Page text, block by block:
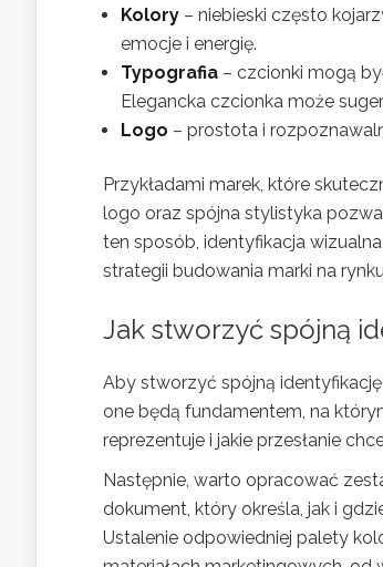
Kolory – niebieski często
emocje i energię.
Typografia – czcionki mogą
Elegancka czcionka może
Logo – prostota i
Przykładami marek, które
logo oraz spójna stylistyka
ten sposób, identyfikacja
strategii budowania marki na
Jak stworzyć spójną
Aby stworzyć spójną
one będą fundamentem, na
reprezentuje i jakie przesłanie
Następnie, warto opracować
dokument, który określa, jak i
Ustalenie odpowiedniej palety